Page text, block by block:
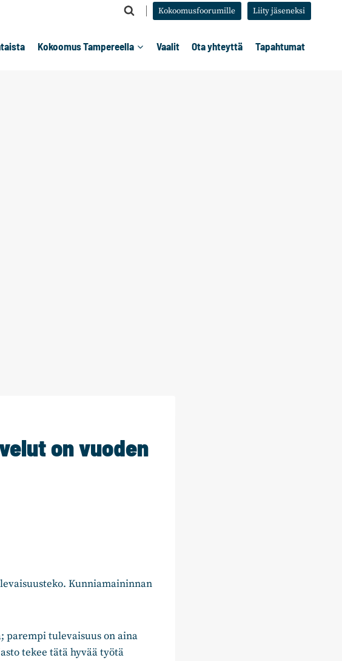
Kokoomusfoorumille Liity jäseneksi
Kokoomus Tampereella Vaalit Ota yhteyttä Tapahtumat
on vuoden
Kunniamaininnan
parempi tulevaisuus on aina
tekee tätä hyvää työtä